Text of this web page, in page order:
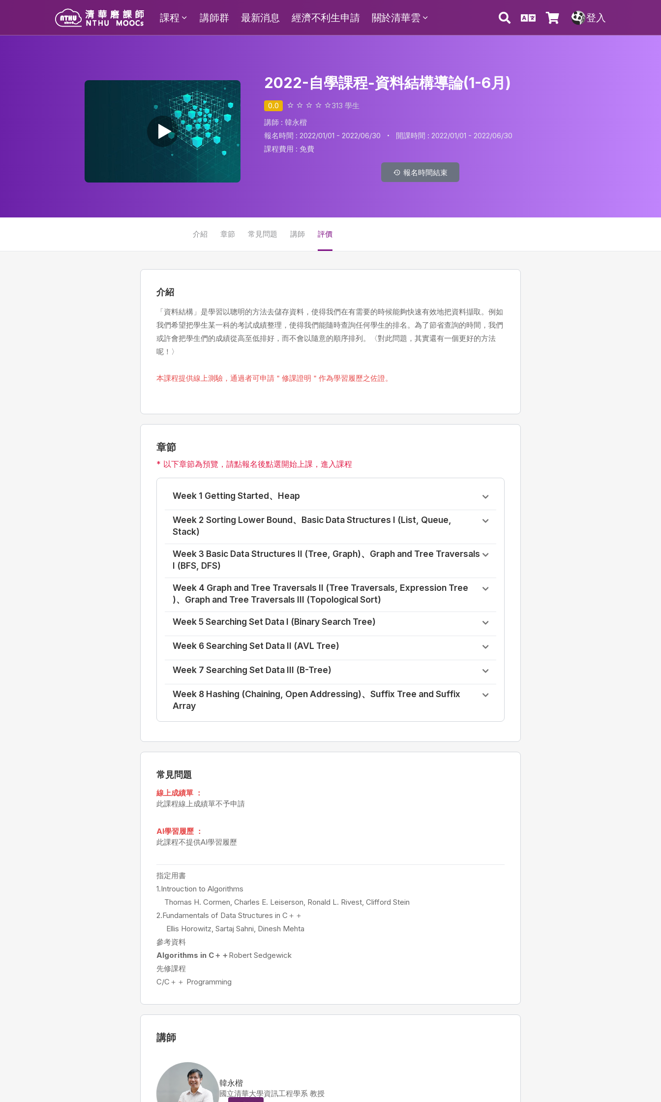
課程 講師群 最新消息 經濟不利生申請 關於清華雲 登入
2022-自學課程-資料結構導論(1-6月)
0.0 313學生
講師 : 韓永楷
報名時間 : 2022/01/01 - 2022/06/30
·
開課時間 : 2022/01/01 - 2022/06/30
課程費用 :免費
報名時間結束
介紹 章節 常見問題 講師 評價
介紹
「資料結構」是學習以聰明的方法去儲存資料，使得我們在有需要的時候能夠快速有效地把資料擷取。例如
我們希望把學生某一科的考試成績整理，使得我們能隨時查詢任何學生的排名。為了節省查詢的時間，我們
或許會把學生們的成績從高至低排好，而不會以隨意的順序排列。〈對此問題，其實還有一個更好的方法
呢！〉
本課程提供線上測驗，通過者可申請＂修課證明＂作為學習履歷之佐證。
章節
* 以下章節為預覽，請點報名後點選開始上課，進入課程
Week 1 Getting Started、Heap
Week 2 Sorting Lower Bound、Basic Data Structures I (List, Queue,
Stack)
Week 3 Basic Data Structures II (Tree, Graph)、Graph and Tree Traversals
I (BFS, DFS)
Week 4 Graph and Tree Traversals II (Tree Traversals, Expression Tree
)、Graph and Tree Traversals III (Topological Sort)
Week 5 Searching Set Data I (Binary Search Tree)
Week 6 Searching Set Data II (AVL Tree)
Week 7 Searching Set Data III (B-Tree)
Week 8 Hashing (Chaining, Open Addressing)、Suffix Tree and Suffix
Array
常見問題
線上成績單 ：
此課程線上成績單不予申請
AI學習履歷 ：
此課程不提供AI學習履歷
指定用書
1.Introuction to Algorithms
Thomas H. Cormen, Charles E. Leiserson, Ronald L. Rivest, Clifford Stein
2.Fundamentals of Data Structures in C＋＋
Ellis Horowitz, Sartaj Sahni, Dinesh Mehta
參考資料
Algorithms in C＋＋ Robert Sedgewick
先修課程
C/C＋＋ Programming
講師
韓永楷
國立清華大學資訊工程學系 教授